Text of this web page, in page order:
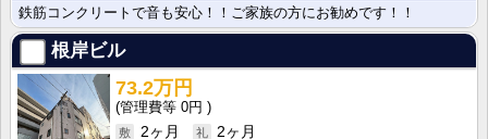
鉄筋コンクリートで音も安心！！ご家族の方にお勧めです！！
根岸ビル
73.2万円
0円
2ヶ月
2ヶ月